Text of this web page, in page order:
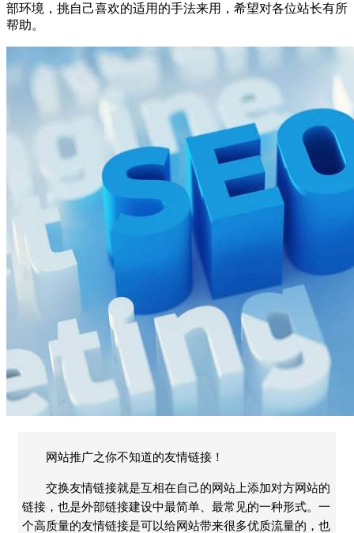
部环境，挑自己喜欢的适用的手法来用，希望对各位站长有所
帮助。
网站推广之你不知道的友情链接！
交换友情链接就是互相在自己的网站上添加对方网站的
链接，也是外部链接建设中最简单、最常见的一种形式。一
个高质量的友情链接是可以给网站带来很多优质流量的，也